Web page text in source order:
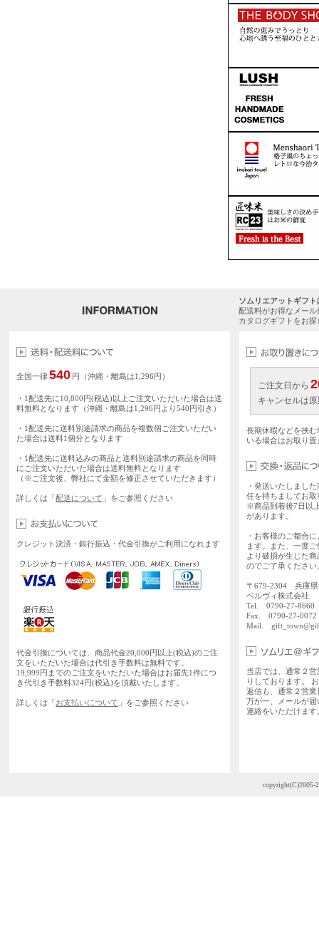
ソムリエアットギフ
配送料がお得なメー
カタログギフトをお
全国一律540 円（沖縄・離島は1,296円）
・1配送先に10,800円(税込)以上ご注文いただいた場合は送
料無料となります（沖縄・離島は1,296円より540円引き）
・1配送先に送料別途請求の商品を複数個ご注文いただい
た場合は送料1個分となります
・1配送先に送料込みの商品と送料別途請求の商品を同時
にご注文いただいた場合は送料無料となります
（※ご注文後、弊社にて金額を修正させていただきます）
詳しくは「配送について 」をご参照ください
クレジット決済・銀行振込・代金引換がご利用になれます
代金引換については、商品代金20,000円以上(税込)のご注
文をいただいた場合は代引き手数料は無料です。
19,999円までのご注文をいただいた場合はお届先1件につ
き代引き手数料324円(税込)を頂戴いたします。
詳しくは「お支払いについて 」をご参照ください
ご注文日から
キャンセルは
長期休暇などを挟
いる場合はお取り
・発送いたしまし
任を持ちましてお
※商品到着後7日以
があります。
・お客様のご都合
ます。また、一度
より破損が生じた
のでご了承ください
〒679-2304 兵庫県
ベルヴィ株式会社
Tel. 0790-27-
Fax. 0790-27-0072
Mail.
当店では、通常２
りしております。
返信も、通常２営
万が一、メールが
連絡をいただけま
copyright(C)2005-